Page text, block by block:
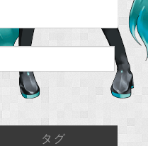
タグ